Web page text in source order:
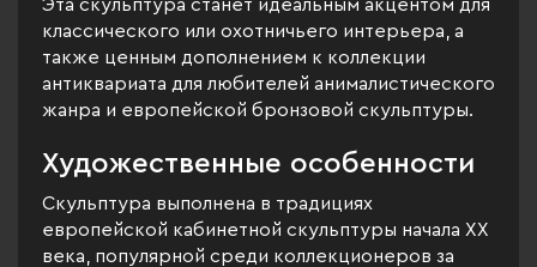
Эта скульптура станет идеальным акцентом для
классического или охотничьего интерьера, а
также ценным дополнением к коллекции
антиквариата для любителей анималистического
жанра и европейской бронзовой скульптуры.
Художественные особенности
Скульптура выполнена в традициях
европейской кабинетной скульптуры начала XX
века, популярной среди коллекционеров за